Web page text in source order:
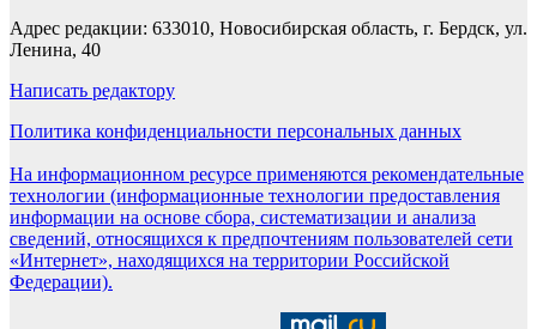
Адрес редакции: 633010, Новосибирская область, г. Бердск, ул.
Ленина, 40
Написать редактору
Политика конфиденциальности персональных данных
На информационном ресурсе применяются рекомендательные
технологии (информационные технологии предоставления
информации на основе сбора, систематизации и анализа
сведений, относящихся к предпочтениям пользователей сети
«Интернет», находящихся на территории Российской
Федерации).